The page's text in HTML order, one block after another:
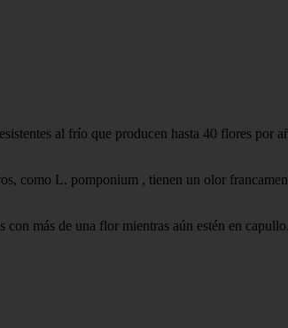
al frío que producen hasta 40 flores por
como L. pomponium , tienen un olor
más de una flor mientras aún estén en